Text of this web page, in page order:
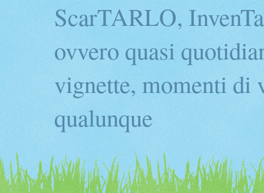
ScarTARLO,
ovvero quasi
vignette, momenti di
qualunque